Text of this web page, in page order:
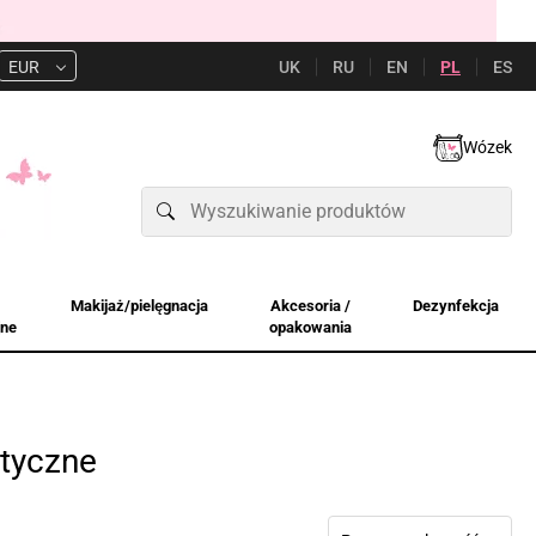
EUR UK RU EN PL ES
Wózek
Makijaż/pielęgnacja
Akcesoria /
opakowania
Dezynfekcja